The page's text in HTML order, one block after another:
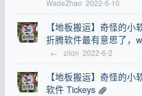
WadeZhao 2022-6-10
【地板搬运】奇怪的小
折腾软件最有意思了，
← zlion 2022-6-2
【地板搬运】奇怪的
软件 Tickeys